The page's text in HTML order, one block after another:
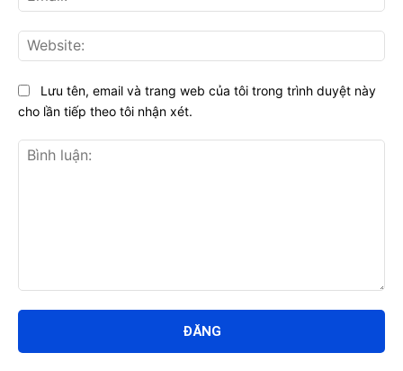
luận:
Lưu tên, email và trang web của tôi trong trình duyệt này
cho lần tiếp theo tôi nhận xét.